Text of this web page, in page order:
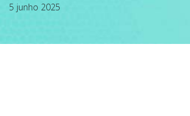
5 junho 2025